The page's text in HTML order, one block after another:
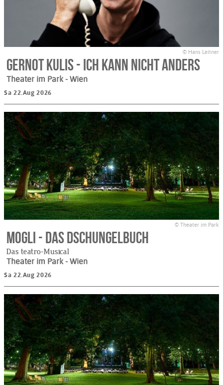
© Hans Leitner
Gernot Kulis - ICH KANN NICHT ANDERS
Theater im Park- Wien
Sa 22.Aug 2026
© Theater im Park
Mogli - Das Dschungelbuch
Das teatro-Musical
Theater im Park- Wien
Sa 22.Aug 2026